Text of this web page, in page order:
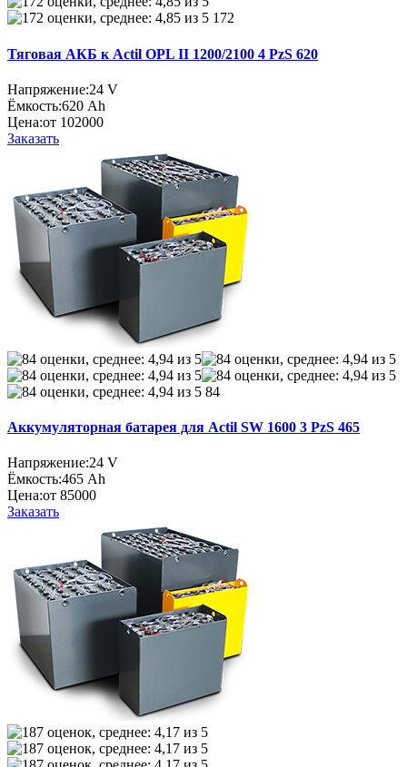
172
Тяговая АКБ к Actil OPL II 1200/2100 4 PzS 620
Напряжение:24 V
Ёмкость:620 Ah
Цена:от 102000
Заказать
84
Аккумуляторная батарея для Actil SW 1600 3 PzS 465
Напряжение:24 V
Ёмкость:465 Ah
Цена:от 85000
Заказать